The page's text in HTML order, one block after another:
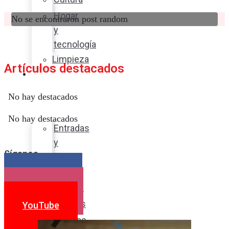
Hogar
y
tecnología
Limpieza
Cocina
sabor
Entradas
y
Postres
Bebidas
No se encontraron post random
Artículos destacados
No hay destacados
No hay destacados
Síganos
YouTube